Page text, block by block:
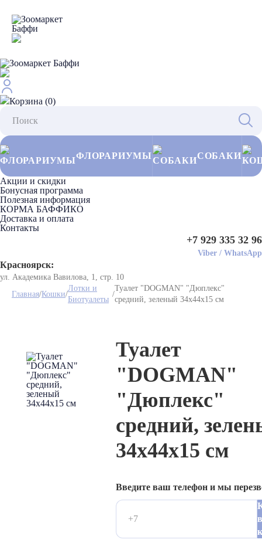
Корзина (0)
ФЛОРАРИУМЫ СОБАКИ
Акции и скидки
Бонусная программа
Полезная информация
КОРМА БАФФИКО
Доставка и оплата
Контакты
+7 929 335 32 96
Viber / WhatsApp
Красноярск:
ул. Академика Вавилова, 1, стр. 10
Главная/Кошки/
Лотки и
Биотуалеты
/
Туалет "DOGMAN" "Дюплекс"
средний, зеленый 34х44х15 см
Туалет
"DOGMAN"
"Дюплекс"
средний,
34х44х15 см
Введите ваш телефон и мы